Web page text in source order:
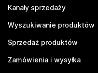
Kanały sprzedaży
Wyszukiwanie produktów
Sprzedaż produktów
Zamówienia i wysyłka